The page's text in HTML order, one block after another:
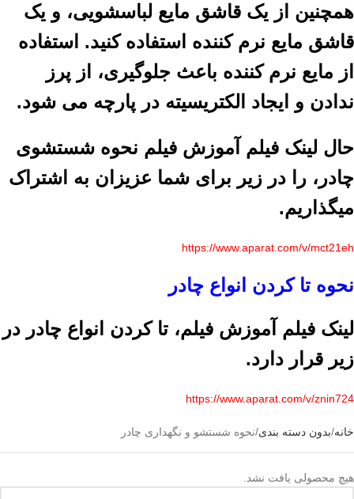
همچنین از یک قاشق مایع لباسشویی، و یک
قاشق مایع نرم کننده استفاده کنید. استفاده
از مایع نرم کننده باعث جلوگیری، از پرز
ندادن و ایجاد الکتریسیته در پارچه می شود.
حال لینک فیلم آموزش فیلم نحوه شستشوی
چادر، را در زیر برای شما عزیزان به اشتراک
میگذاریم.
https://www.aparat.com/v/mct21eh
نحوه تا کردن انواع چادر
لینک فیلم آموزش فیلم، تا کردن انواع چادر در
زیر قرار دارد.
https://www.aparat.com/v/znin724
خانه بدون دسته بندی نحوه شستشو و نگهداری چادر
هیچ محصولی یافت نشد.